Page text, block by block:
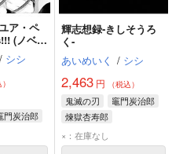
ア・ペ
(ノベル
/ シシ
門炭治郎
輝志想録‐きしそうろ
く‐
あいめいく / シシ
2,463円 （税込）
鬼滅の刃
竈門炭治郎
煉獄杏寿郎
胡蝶しのぶ
×：在庫なし